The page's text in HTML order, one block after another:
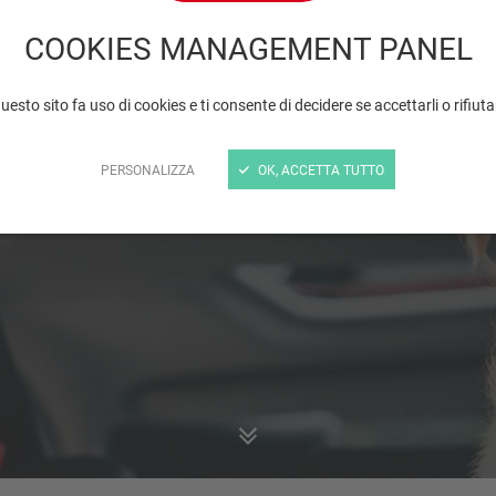
COOKIES MANAGEMENT PANEL
sito fa uso di cookies e ti consente di decidere se accettarli o
PERSONALIZZA OK, ACCETTA TUTTO
con il mio